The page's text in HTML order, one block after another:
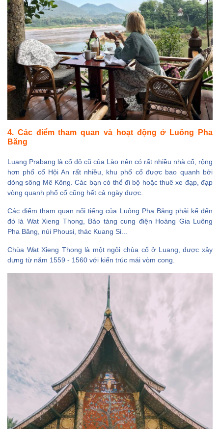
4. Các điểm tham quan và hoạt động ở Luông Pha
Băng
Luang Prabang là cố đô cũ của Lào nên có rất nhiều nhà cổ, rộng
hơn phố cổ Hội An rất nhiều, khu phố cổ được bao quanh bởi
dòng sông Mê Kông. Các bạn có thể đi bộ hoặc thuê xe đạp, đạp
vòng quanh phố cổ cũng hết cả ngày được.
Các điểm tham quan nổi tiếng của Luông Pha Băng phải kể đến
đó là Wat Xieng Thong, Bảo tàng cung điện Hoàng Gia Luông
Pha Băng, núi Phousi, thác Kuang Si...
Chùa Wat Xieng Thong là một ngôi chùa cổ ở Luang, được xây
dựng từ năm 1559 - 1560 với kiến trúc mái vòm cong.